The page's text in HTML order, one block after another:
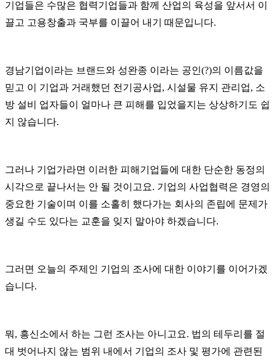
기업들은 수많은 협력기업들과 함께 산업의 육성을 앞서서 이
끌고 고용창출과 국부를 이끌어 내기 때문입니다.
경남기업이라는 브랜드와 성완종 이라는 공인(?)의 이름값을
믿고 이 기업과 거래했던 전기공사업, 시설물 유지 관리업, 소
방 설비 업자들이 얼마나 큰 피해를 입었을지는 상상하기도 쉽
지 않습니다.
그러나 기업가라면 이러한 피해기업들에 대한 단순한 동정의
시각으로 끝나서는 안 될 것이고요. 기업의 사업협력은 경영의
중요한 기술이며 이를 소홀히 했다가는 회사의 존립에 문제가
생길 수도 있다는 교훈을 잊지 말아야 하겠습니다.
그러면 오늘의 주제인 기업의 조사에 대한 이야기를 이어가겠
습니다.
뭐 , 흥신소에서 하는 그런 조사는 아니고요. 법의 테두리를 절
대 벗어나지 않는 범위 내에서 기업의 조사 및 평가에 관련된